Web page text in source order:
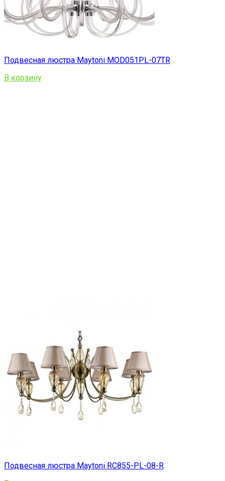
Подвесная люстра Maytoni MOD051PL-07TR
В корзину
Подвесная люстра Maytoni RC855-PL-08-R